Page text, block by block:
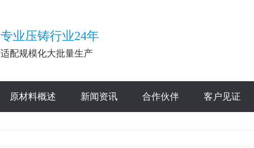
专业压铸行业24年
适配规模化大批量生产
原材料概述 新闻资讯 合作伙伴 客户见证